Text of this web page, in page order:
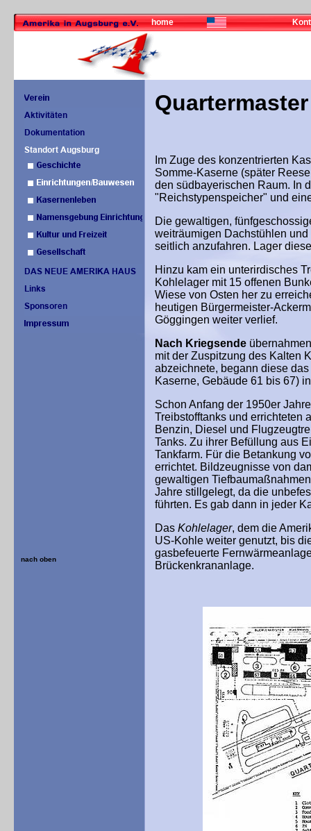
home
Im Zuge des konzentrierten
Somme-Kaserne (später
den südbayerischen Raum. In
"Reichstypenspeicher" und
Die gewaltigen,
weiträumigen Dachstühlen
seitlich anzufahren. Lager
Hinzu kam ein unterirdisches
Kohlelager mit 15 offenen
Wiese von Osten her zu
heutigen Bürgermeister-
Göggingen weiter verlief.
Nach Kriegsende
mit der Zuspitzung des Kalten
abzeichnete, begann diese
Kaserne, Gebäude 61 bis 67)
Schon Anfang der 1950er
Treibstofftanks und errichteten
Benzin, Diesel und
Tanks. Zu ihrer Befüllung aus
Tankfarm. Für die Betankung
errichtet. Bildzeugnisse von
gewaltigen
Jahre stillgelegt, da die
führten. Es gab dann in jeder
Das Kohlelager, dem die
US-Kohle weiter genutzt, bis
gasbefeuerte
Brückenkrananlage.
nach oben